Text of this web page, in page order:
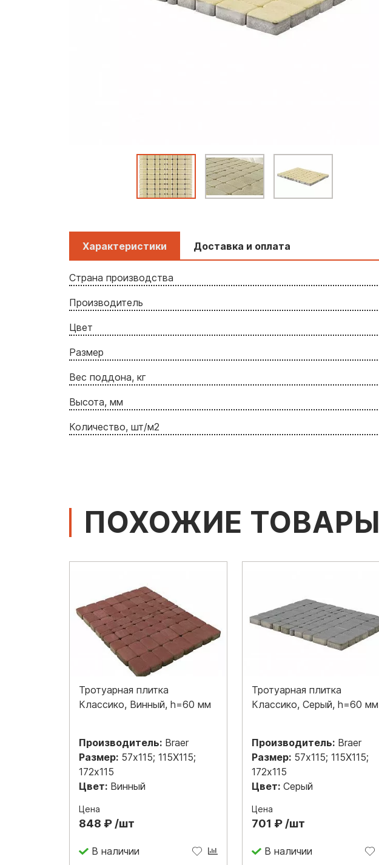
Характеристики Доставка и оплата
Страна производства
Производитель
Цвет
Размер
Вес поддона, кг
Высота, мм
Количество, шт/м2
ПОХОЖИЕ ТОВАРЫ
Тротуарная плитка
Классико, Винный, h=60 мм
Производитель: Braer
Размер: 57x115; 115Х115;
172x115
Цвет: Винный
Цена
848 ₽ /шт
В наличии
Тротуарная плитка
Классико, Серый, h=60 мм
Производитель: Braer
Размер: 57x115; 115Х115;
172x115
Цвет: Серый
Цена
701 ₽ /шт
В наличии